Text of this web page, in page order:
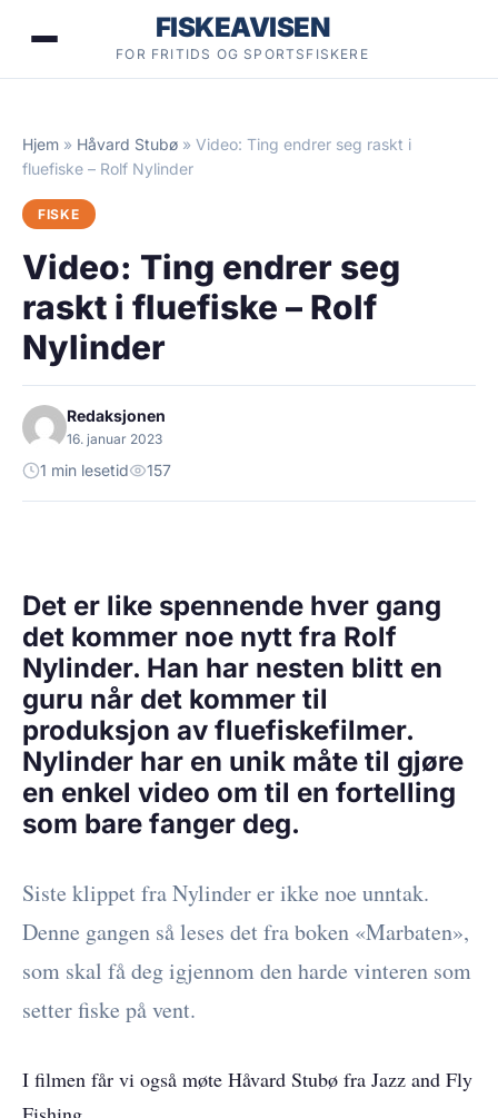
FISKEAVISEN
FOR FRITIDS OG SPORTSFISKERE
Hjem » Håvard Stubø » Video: Ting endrer seg raskt i
fluefiske – Rolf Nylinder
FISKE
Video: Ting endrer seg
raskt i fluefiske – Rolf
Nylinder
Redaksjonen
16. januar 2023
1 min lesetid 157
Det er like spennende hver gang
det kommer noe nytt fra Rolf
Nylinder. Han har nesten blitt en
guru når det kommer til
produksjon av fluefiskefilmer.
Nylinder har en unik måte til gjøre
en enkel video om til en fortelling
som bare fanger deg.
Siste klippet fra Nylinder er ikke noe unntak.
Denne gangen så leses det fra boken «Marbaten»,
som skal få deg igjennom den harde vinteren som
setter fiske på vent.
I filmen får vi også møte Håvard Stubø fra Jazz and Fly